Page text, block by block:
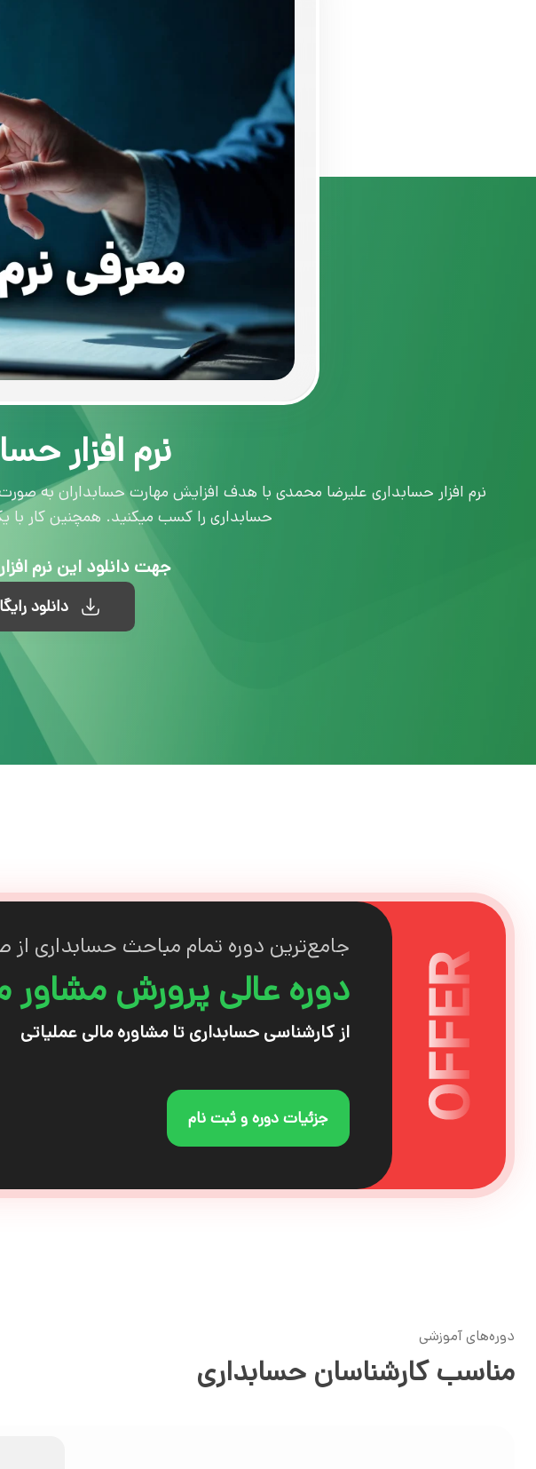
نرم افزار
نرم افزار حسابداری علیرضا محمدی با هدف افزایش مهارت حسابداران به صورت
حسابداری را کسب میکنید. همچنین کار با
جهت دانلود این نرم
دانلود
جامع‌ترین دوره تمام مباحث حسابداری از صفر
دوره عالی پرورش مشاور
از کارشناسی حسابداری تا مشاوره مالی عملیاتی
جزئیات دوره و ثبت نام
دوره‌های آموزشی
مناسب کارشناسان حسابداری